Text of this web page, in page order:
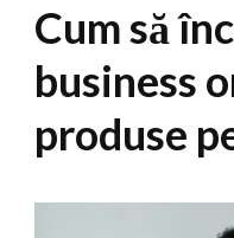
Cum să
business
produse